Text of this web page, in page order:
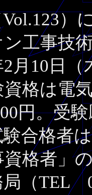
）
ン工事技
月10日
格は電
円。受
合格者
資格者」
（TEL